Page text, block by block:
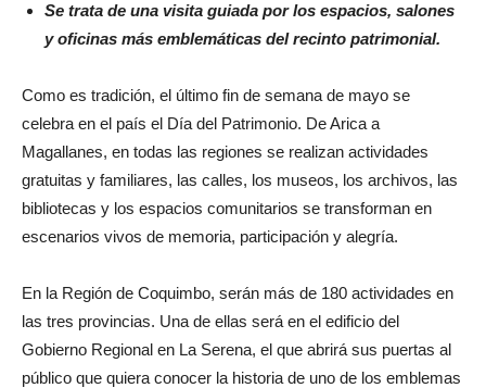
Se trata de una visita guiada por los espacios, salones
y oficinas más emblemáticas del recinto patrimonial.
Como es tradición, el último fin de semana de mayo se
celebra en el país el Día del Patrimonio. De Arica a
Magallanes, en todas las regiones se realizan actividades
gratuitas y familiares, las calles, los museos, los archivos, las
bibliotecas y los espacios comunitarios se transforman en
escenarios vivos de memoria, participación y alegría.
En la Región de Coquimbo, serán más de 180 actividades en
las tres provincias. Una de ellas será en el edificio del
Gobierno Regional en La Serena, el que abrirá sus puertas al
público que quiera conocer la historia de uno de los emblemas